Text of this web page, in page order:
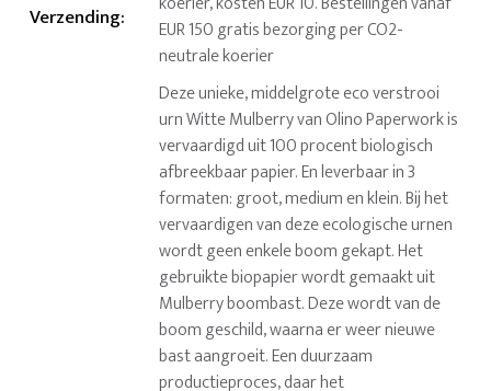
Verzending:
EUR 150 gratis bezorging per CO2-
neutrale koerier
Deze unieke, middelgrote eco verstrooi
urn Witte Mulberry van Olino Paperwork is
vervaardigd uit 100 procent biologisch
afbreekbaar papier. En leverbaar in 3
formaten: groot, medium en klein. Bij het
vervaardigen van deze ecologische urnen
wordt geen enkele boom gekapt. Het
gebruikte biopapier wordt gemaakt uit
Mulberry boombast. Deze wordt van de
boom geschild, waarna er weer nieuwe
bast aangroeit. Een duurzaam
productieproces, daar het